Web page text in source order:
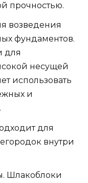
прочностью.
возведения
фундаментов.
для
несущей
использовать
и
для
внутри
Шлакоблоки